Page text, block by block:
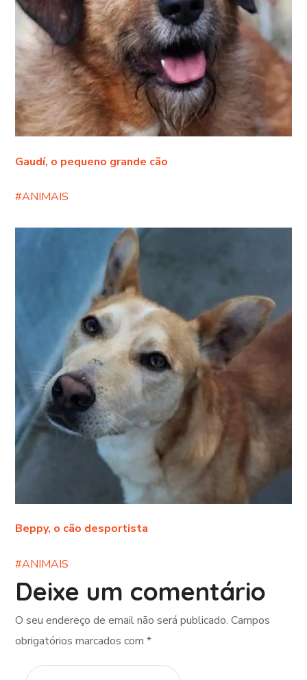
Gaudí, o pequeno grande cão
#ANIMAIS
Beppy, o cão desportista
#ANIMAIS
Deixe um comentário
O seu endereço de email não será publicado. Campos
obrigatórios marcados com*